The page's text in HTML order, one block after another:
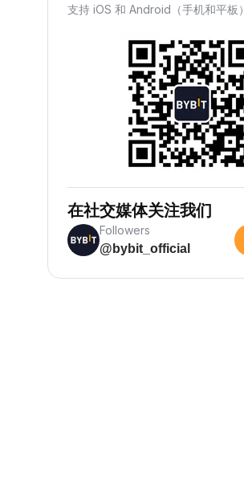
支持 iOS 和 Android（手机和平板）
在社交媒体关注我们
Followers
@bybit_official